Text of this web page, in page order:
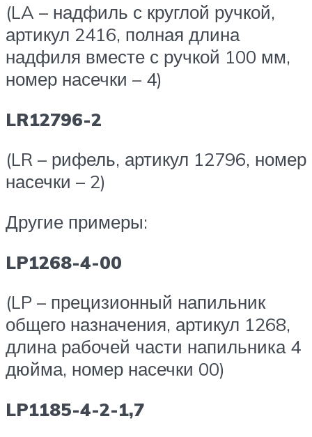
(LA – надфиль с круглой ручкой,
артикул 2416, полная длина
надфиля вместе с ручкой 100 мм,
номер насечки – 4)
LR12796-2
(LR – рифель, артикул 12796, номер
насечки – 2)
Другие примеры:
LP1268-4-00
(LP – прецизионный напильник
общего назначения, артикул 1268,
длина рабочей части напильника 4
дюйма, номер насечки 00)
LP1185-4-2-1,7